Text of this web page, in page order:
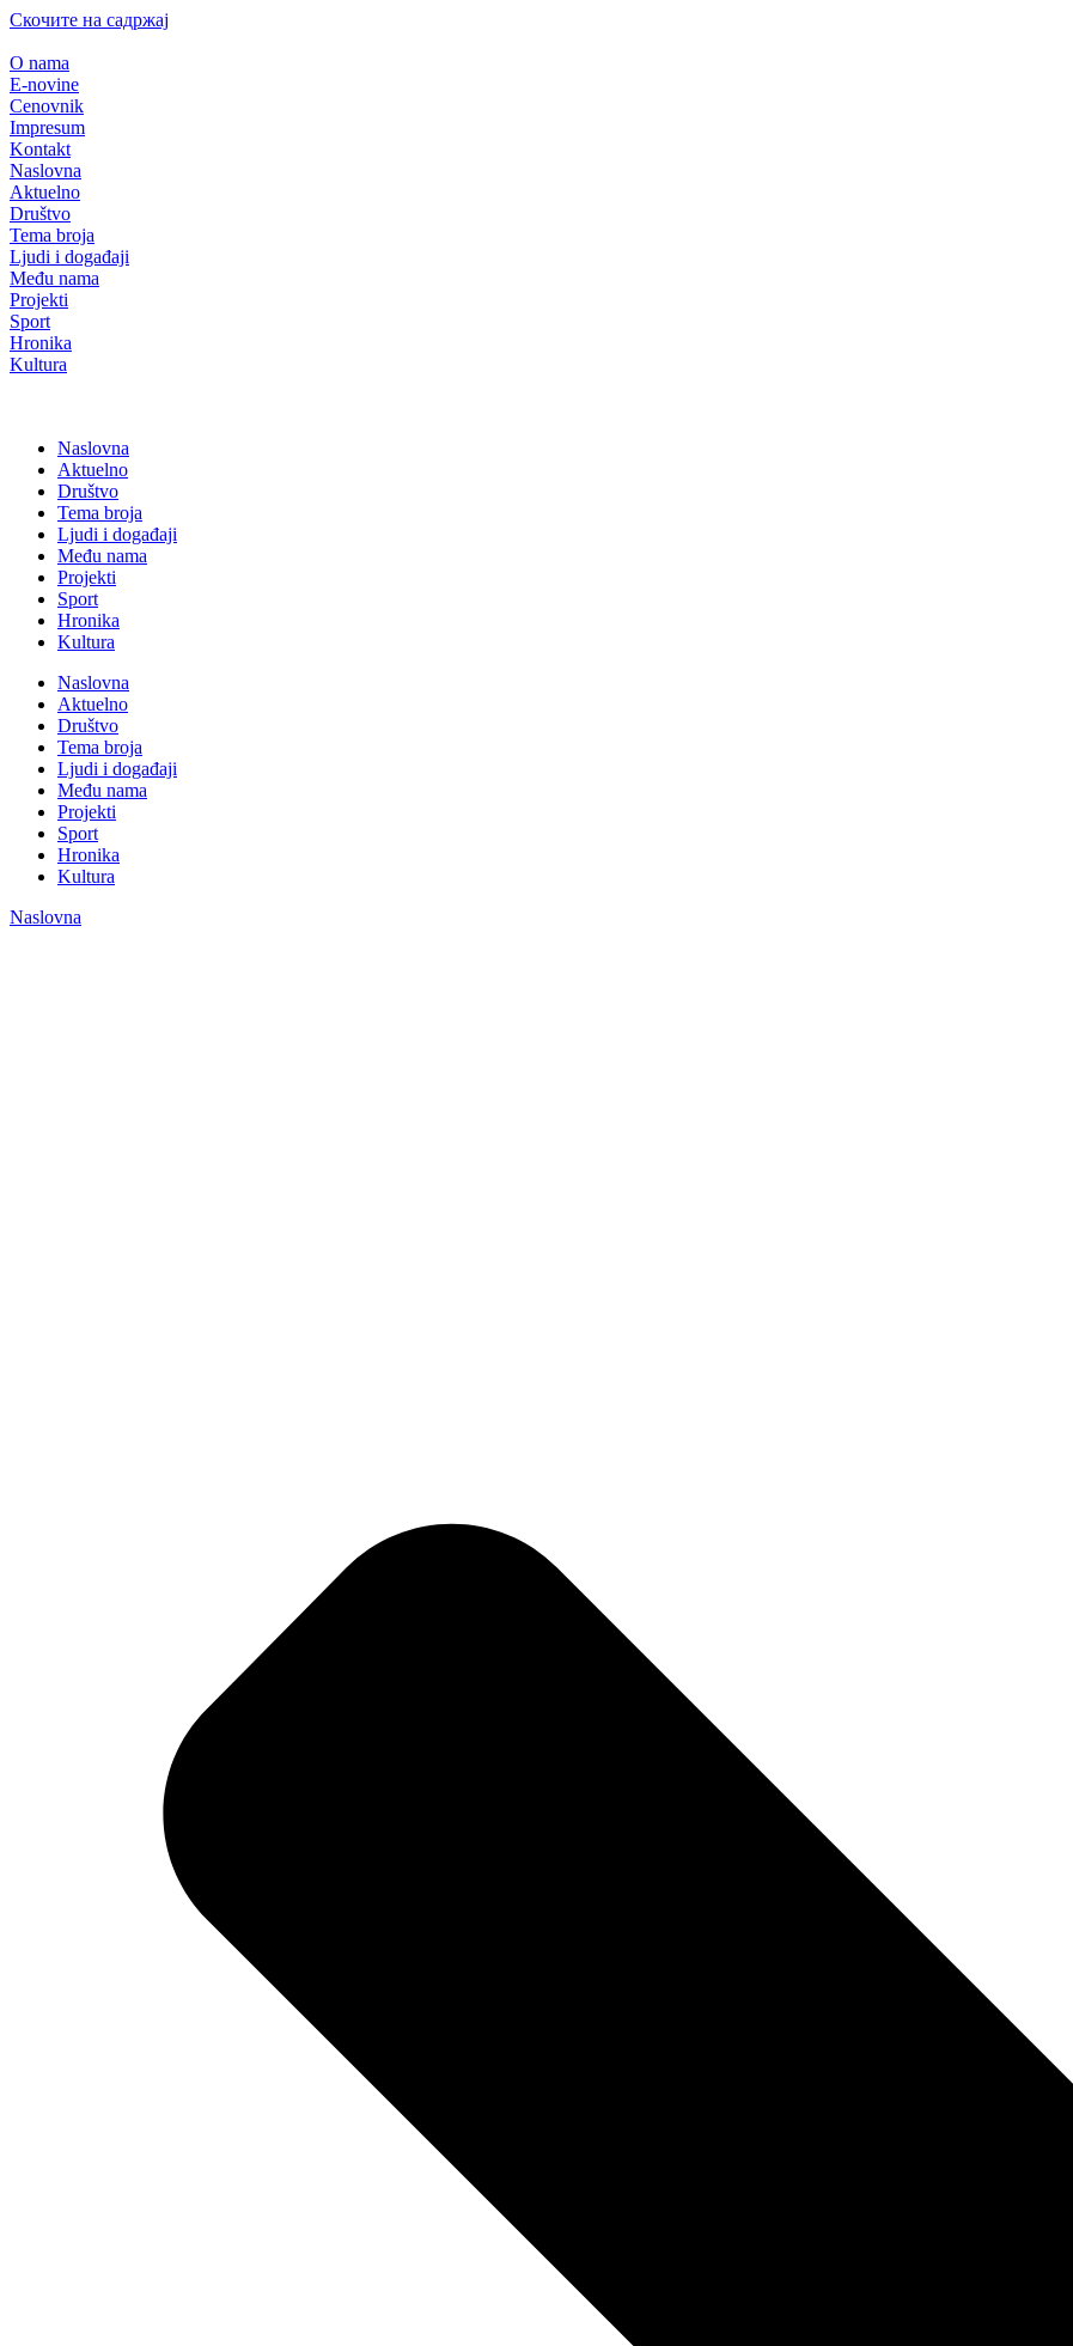
Скочите на садржај
O nama
E-novine
Cenovnik
Impresum
Kontakt
Naslovna
Aktuelno
Društvo
Tema broja
Ljudi i događaji
Među nama
Projekti
Sport
Hronika
Kultura
Naslovna
Aktuelno
Društvo
Tema broja
Ljudi i događaji
Među nama
Projekti
Sport
Hronika
Kultura
Naslovna
Aktuelno
Društvo
Tema broja
Ljudi i događaji
Među nama
Projekti
Sport
Hronika
Kultura
Naslovna